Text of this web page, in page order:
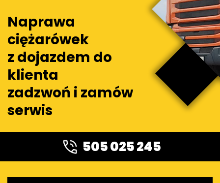
Naprawa
ciężarówek
z dojazdem do
klienta
zadzwoń i zamów
serwis
505 025 245